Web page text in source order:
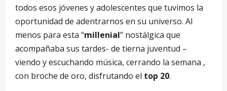
todos esos jóvenes y adolescentes que tuvimos la
oportunidad de adentrarnos en su universo. Al
menos para esta “millenial” nostálgica que
acompañaba sus tardes- de tierna juventud –
viendo y escuchando música, cerrando la semana ,
con broche de oro, disfrutando el top 20.